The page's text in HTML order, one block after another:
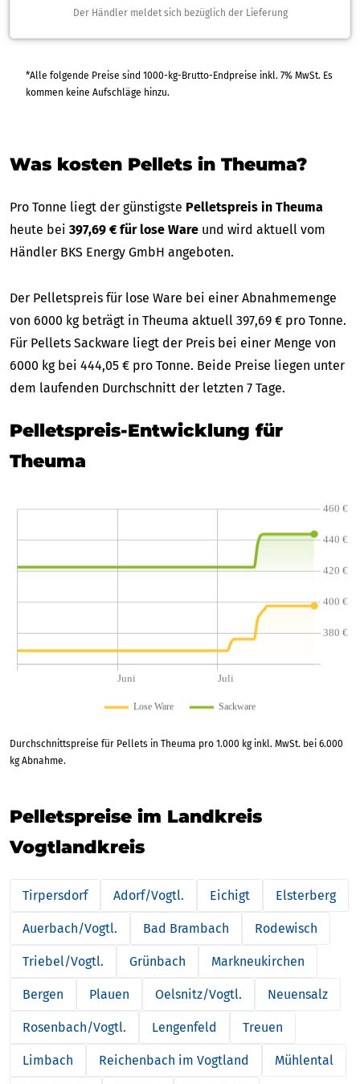
Der Händler meldet sich bezüglich der Lieferung
*Alle folgende Preise sind 1000-kg-Brutto-Endpreise inkl. 7% MwSt. Es
kommen keine Aufschläge hinzu.
Was kosten Pellets in Theuma?
Pro Tonne liegt der günstigste Pelletspreis in Theuma
heute bei 397,69 € für lose Ware und wird aktuell vom
Händler BKS Energy GmbH angeboten.
Der Pelletspreis für lose Ware bei einer Abnahmemenge
von 6000 kg beträgt in Theuma aktuell 397,69 € pro Tonne.
Für Pellets Sackware liegt der Preis bei einer Menge von
6000 kg bei 444,05 € pro Tonne. Beide Preise liegen unter
dem laufenden Durchschnitt der letzten 7 Tage.
Pelletspreis-Entwicklung für
Theuma
Durchschnittspreise für Pellets in Theuma pro 1.000 kg inkl. MwSt. bei 6.000
kg Abnahme.
Pelletspreise im Landkreis
Vogtlandkreis
Tirpersdorf Adorf/Vogtl. Eichigt Elsterberg
Auerbach/Vogtl. Bad Brambach Rodewisch
Triebel/Vogtl. Grünbach Markneukirchen
Bergen Plauen Oelsnitz/Vogtl. Neuensalz
Rosenbach/Vogtl. Lengenfeld Treuen
Limbach Reichenbach im Vogtland Mühlental